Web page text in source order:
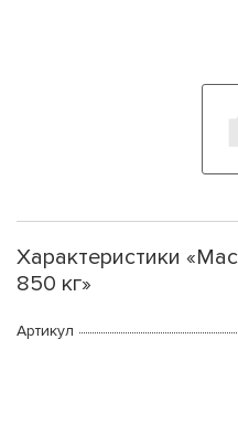
Характеристики
850 кг»
Артикул